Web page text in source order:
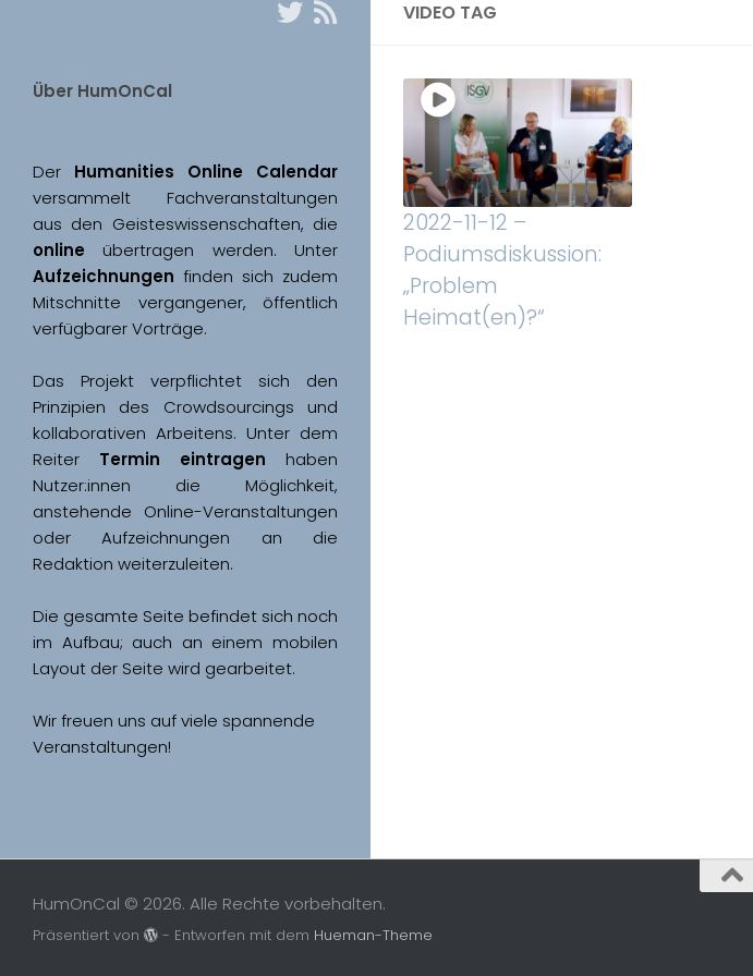
VIDEO TAG
2022-11-12 –
Podiumsdiskussion:
„Problem
Heimat(en)?“
Über HumOnCal
Der
versammelt Fachveranstaltungen
online
Aufzeichnungen finden sich zudem
Mitschnitte vergangener, öffentlich
Das Projekt verpflichtet sich den
Prinzipien des Crowdsourcings und
kollaborativen Arbeitens. Unter dem
Reiter Termin eintragen haben
Nutzer:innen die Möglichkeit,
anstehende Online-Veranstaltungen
oder Aufzeichnungen an die
Redaktion weiterzuleiten.
Die gesamte Seite befindet sich noch
im Aufbau; auch an einem mobilen
Wir freuen uns auf viele spannende
Veranstaltungen!
HumOnCal © 2026. Alle Rechte vorbehalten.
Präsentiert von - Entworfen mit dem Hueman-Theme